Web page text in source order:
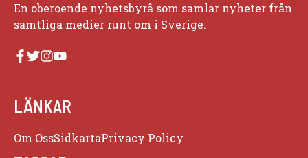
En oberoende nyhetsbyrå som samlar nyheter från
samtliga medier runt om i Sverige.
LÄNKAR
Om OssSidkartaPrivacy Policy